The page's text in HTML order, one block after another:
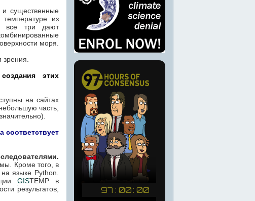
существенные
из
все три дают
моря.
этих
на сайтах
часть,
соответствует
Кроме того, в
языке Python.
GISTEMP в
результатов,